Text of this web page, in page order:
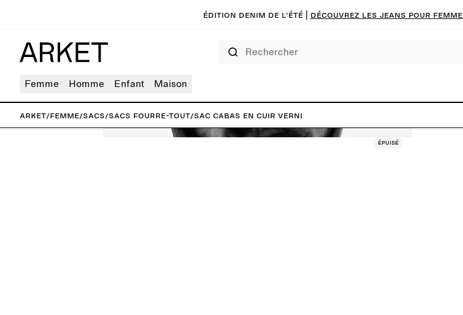
Édition denim de l'été | Découvrez les jeans pour femme
Femme Homme Enfant Maison
ARKET/Femme/Sacs/Sacs fourre-tout/Sac cabas en cuir verni
Épuisé